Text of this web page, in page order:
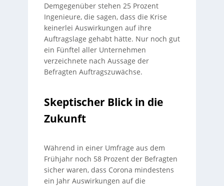
Demgegenüber stehen 25 Prozent
Ingenieure, die sagen, dass die Krise
keinerlei Auswirkungen auf ihre
Auftragslage gehabt hätte. Nur noch gut
ein Fünftel aller Unternehmen
verzeichnete nach Aussage der
Befragten Auftragszuwächse.
Skeptischer Blick in die
Zukunft
Während in einer Umfrage aus dem
Frühjahr noch 58 Prozent der Befragten
sicher waren, dass Corona mindestens
ein Jahr Auswirkungen auf die